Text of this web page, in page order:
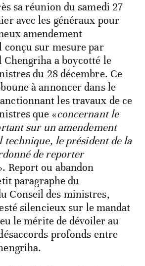
sa réunion du samedi 27
avec les généraux pour
amendement
sur mesure par
Chengriha a boycotté le
du 28 décembre. Ce
à annoncer dans le
les travaux de ce
que «concernant le
sur un amendement
le président de la
de reporter
Report ou abandon
paragraphe du
Conseil des ministres,
silencieux sur le mandat
le mérite de dévoiler au
profonds entre